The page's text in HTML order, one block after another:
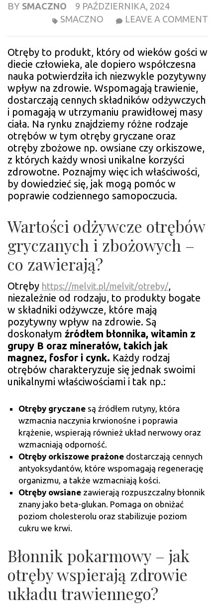
BY SMACZNO
9 PAŹDZIERNIKA, 2024
LEAVE A COMMENT
SMACZNO
Otręby to produkt, który od wieków gości w
diecie człowieka, ale dopiero współczesna
nauka potwierdziła ich niezwykle pozytywny
wpływ na zdrowie. Wspomagają trawienie,
dostarczają cennych składników odżywczych
i pomagają w utrzymaniu prawidłowej masy
ciała. Na rynku znajdziemy różne rodzaje
otrębów w tym otręby gryczane oraz
otręby zbożowe np. owsiane czy orkiszowe,
z których każdy wnosi unikalne korzyści
zdrowotne. Poznajmy więc ich właściwości,
by dowiedzieć się, jak mogą pomóc w
poprawie codziennego samopoczucia.
Wartości odżywcze otrębów
gryczanych i zbożowych –
co zawierają?
Otręby https://melvit.pl/melvit/otreby/,
niezależnie od rodzaju, to produkty bogate
w składniki odżywcze, które mają
pozytywny wpływ na zdrowie. Są
doskonałym źródłem błonnika, witamin z
grupy B oraz minerałów, takich jak
magnez, fosfor i cynk. Każdy rodzaj
otrębów charakteryzuje się jednak swoimi
unikalnymi właściwościami i tak np.:
Otręby gryczane są źródłem rutyny, która
wzmacnia naczynia krwionośne i poprawia
krążenie, wspierają również układ nerwowy oraz
wzmacniają odporność.
Otręby orkiszowe prażone dostarczają cennych
antyoksydantów, które wspomagają regenerację
organizmu, a także wzmacniają kości.
Otręby owsiane zawierają rozpuszczalny błonnik
znany jako beta-glukan. Pomaga on obniżać
poziom cholesterolu oraz stabilizuje poziom
cukru we krwi.
Błonnik pokarmowy – jak
otręby wspierają zdrowie
układu trawiennego?